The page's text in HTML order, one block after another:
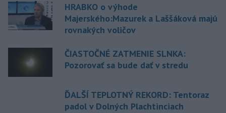
HRABKO o výhode
Majerského:Mazurek a Laššáková majú
rovnakých voličov
ČIASTOČNÉ ZATMENIE SLNKA:
Pozorovať sa bude dať v stredu
ĎALŠÍ TEPLOTNÝ REKORD: Tentoraz
padol v Dolných Plachtinciach